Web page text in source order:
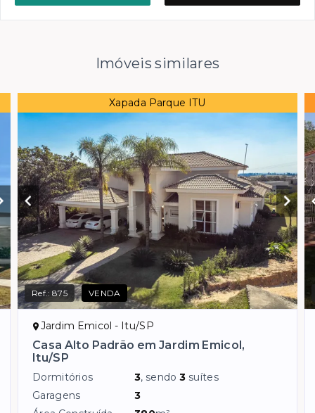
Imóveis similares
Xapada Parque ITU
Ref.:875 VENDA
Jardim Emicol - Itu/SP
Casa Alto Padrão em Jardim Emicol,
Itu/SP
Dormitórios 3, sendo3 suítes
Garagens
3